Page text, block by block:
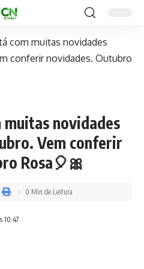
com muitas novidades
conferir novidades. Outubro
muitas novidades
Vem conferir
Rosa🎈🎀
10:47
0 Min de Leitura